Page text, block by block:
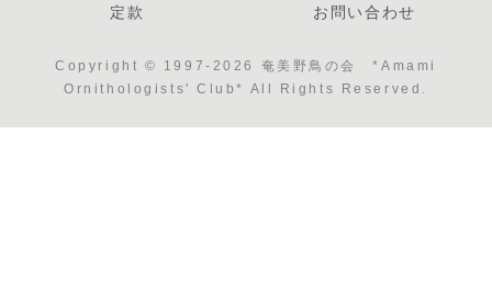
定款
お問い合わせ
Copyright © 1997-2026 奄美野鳥の会 *Amami
Ornithologists' Club* All Rights Reserved.